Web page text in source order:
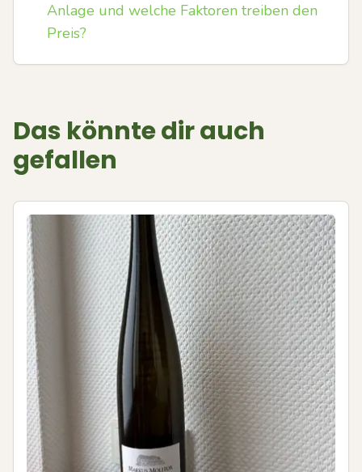
Anlage und welche Faktoren treiben den
Preis?
Das könnte dir auch
gefallen